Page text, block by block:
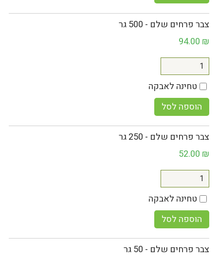
צבר פרחים שלם - 500 גר
94.00 ₪
טחינה לאבקה
הוספה לסל
צבר פרחים שלם - 250 גר
52.00 ₪
טחינה לאבקה
הוספה לסל
צבר פרחים שלם - 50 גר